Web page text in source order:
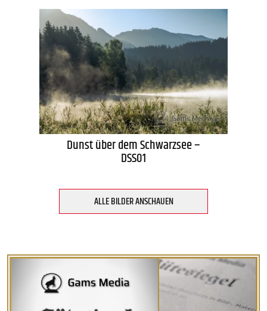
Dunst über dem Schwarzsee –
DSS01
ALLE BILDER ANSCHAUEN